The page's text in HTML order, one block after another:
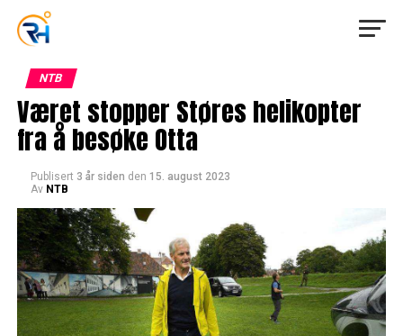
NTB
Været stopper Støres helikopter
fra å besøke Otta
Publisert 3 år siden den 15. august 2023
Av NTB